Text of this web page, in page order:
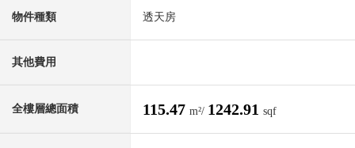
物件種類 透天房
其他費用
全樓層總面積 115.47 m²/ 1242.91 sqf